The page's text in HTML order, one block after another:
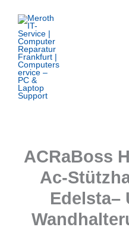
Inhalt
springen
ACRaBoss
Ac-
Edelsta–